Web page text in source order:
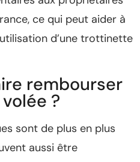
ce qui peut aider à
d’une trottinette
rembourser
?
sont de plus en plus
aussi être